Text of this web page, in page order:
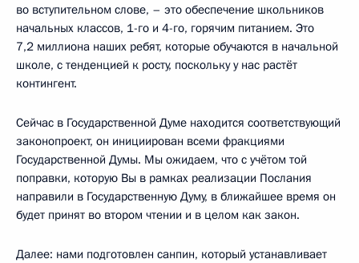
во вступительном слове, – это обеспечение школьников
начальных классов, 1-го и 4-го, горячим питанием. Это
7,2 миллиона наших ребят, которые обучаются в начальной
школе, с тенденцией к росту, поскольку у нас растёт
контингент.
Сейчас в Государственной Думе находится соответствующий
законопроект, он инициирован всеми фракциями
Государственной Думы. Мы ожидаем, что с учётом той
поправки, которую Вы в рамках реализации Послания
направили в Государственную Думу, в ближайшее время он
будет принят во втором чтении и в целом как закон.
Далее: нами подготовлен санпин, который устанавливает